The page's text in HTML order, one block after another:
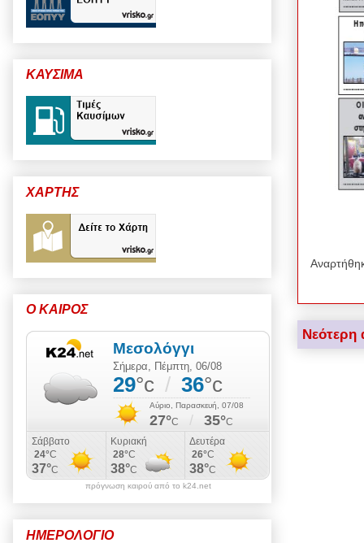
Νεότερη
ΚΑΥΣΙΜΑ
ΧΑΡΤΗΣ
Ο ΚΑΙΡΟΣ
πρόγνωση καιρού από το k24.net
ΗΜΕΡΟΛΟΓΙΟ